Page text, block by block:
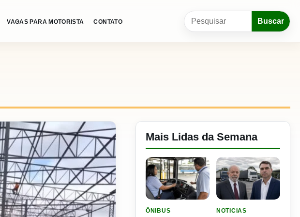
VAGAS PARA MOTORISTA CONTATO
Pesquisar por:
Buscar
Mais Lidas da Semana
ÔNIBUS
NOTICIAS